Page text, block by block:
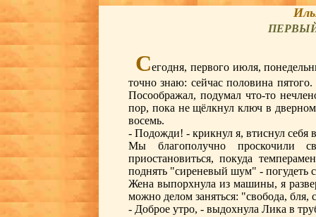
Сегодня, первого июля,
точно знаю: сейчас половина
Посоображал, подумал что-то
пор, пока не щёлкнул ключ в
восемь.
- Подожди! - крикнул я, втиснул
Мы благополучно проскочили
приостановиться, покуда
поднять "сиреневый шум" - погудеть
Жена выпорхнула из машины, я
можно делом заняться: "свобода, бля,
- Доброе утро, - выдохнула Лика в